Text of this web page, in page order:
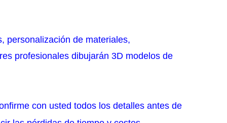
personalización de materiales,
profesionales dibujarán 3D modelos de
con usted todos los detalles antes de